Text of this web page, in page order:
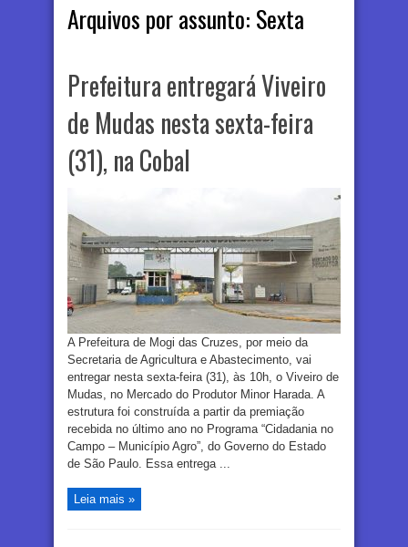
Arquivos por assunto: Sexta
Prefeitura entregará Viveiro
de Mudas nesta sexta-feira
(31), na Cobal
A Prefeitura de Mogi das Cruzes, por meio da
Secretaria de Agricultura e Abastecimento, vai
entregar nesta sexta-feira (31), às 10h, o Viveiro de
Mudas, no Mercado do Produtor Minor Harada. A
estrutura foi construída a partir da premiação
recebida no último ano no Programa “Cidadania no
Campo – Município Agro”, do Governo do Estado
de São Paulo. Essa entrega ...
Leia mais »